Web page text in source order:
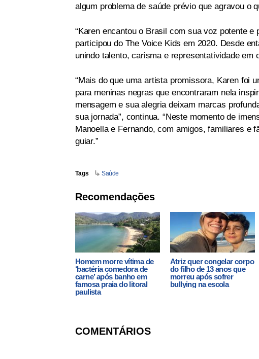
algum problema de saúde prévio que agravou o
“Karen encantou o Brasil com sua voz potente
participou do The Voice Kids em 2020. Desde
unindo talento, carisma e representatividade em
“Mais do que uma artista promissora, Karen foi
para meninas negras que encontraram nela
mensagem e sua alegria deixam marcas
sua jornada”, continua. “Neste momento de
Manoella e Fernando, com amigos, familiares e
guiar.”
Tags Saúde
Recomendações
Homem morre vítima de
‘bactéria comedora de
carne’ após banho em
famosa praia do litoral
paulista
Atriz quer congelar corpo
do filho de 13 anos que
morreu após sofrer
bullying na escola
COMENTÁRIOS